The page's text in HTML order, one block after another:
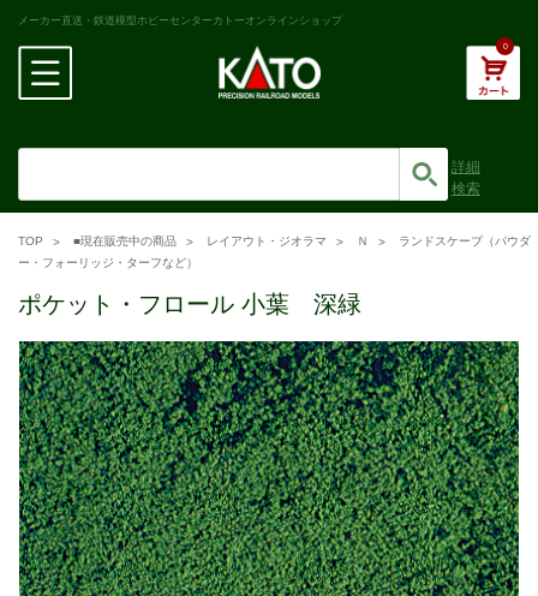
メーカー直送・鉄道模型ホビーセンターカトーオンラインショップ
0
詳細
検索
TOP ■現在販売中の商品 レイアウト・ジオラマ Ｎ
ランドスケープ（パウダ
ー・フォーリッジ・ターフなど）
ポケット・フロール 小葉 深緑